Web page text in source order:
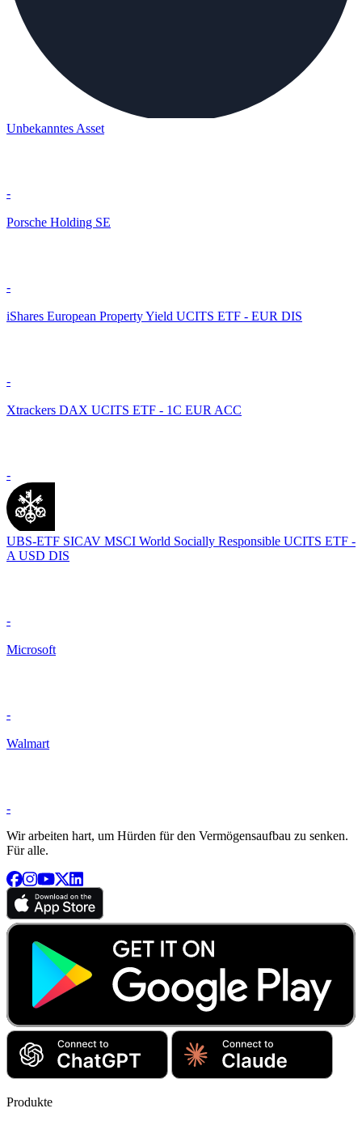
Unbekanntes Asset
-
Porsche Holding SE
-
iShares European Property Yield UCITS ETF - EUR DIS
-
Xtrackers DAX UCITS ETF - 1C EUR ACC
-
UBS-ETF SICAV MSCI World Socially Responsible UCITS ETF -
A USD DIS
-
Microsoft
-
Walmart
-
Wir arbeiten hart, um Hürden für den Vermögensaufbau zu senken.
Für alle.
Produkte